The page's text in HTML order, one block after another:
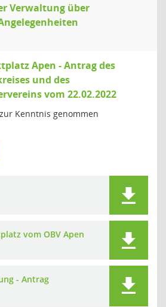
Verwaltung über
Apen - Antrag des
und des
vom 22.02.2022
zur Kenntnis genommen
vom OBV Apen
- Antrag